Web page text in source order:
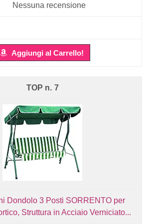
Nessuna recensione
Aggiungi al Carrello!
7
Dondolo 3 Posti SORRENTO per
Struttura in Acciaio Verniciato...